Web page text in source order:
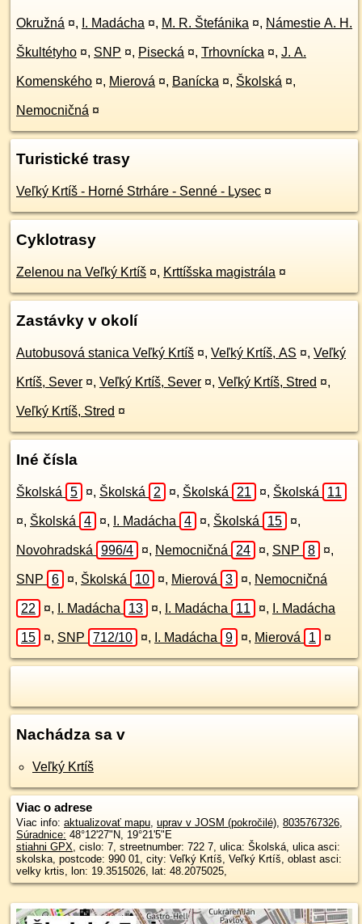
Okružná ¤, I. Madácha ¤, M. R. Štefánika ¤, Námestie A. H.
Škultétyho ¤, SNP ¤, Pisecká ¤, Trhovnícka ¤, J. A.
Komenského ¤, Mierová ¤, Banícka ¤, Školská ¤,
Nemocničná ¤
Turistické trasy
Veľký Krtíš - Horné Strháre - Senné - Lysec ¤
Cyklotrasy
Zelenou na Veľký Krtíš ¤, Krttíšska magistrála ¤
Zastávky v okolí
Autobusová stanica Veľký Krtíš ¤, Veľký Krtíš, AS ¤, Veľký
Krtíš, Sever ¤, Veľký Krtíš, Sever ¤, Veľký Krtíš, Stred ¤,
Veľký Krtíš, Stred ¤
Iné čísla
Školská 5 ¤, Školská 2 ¤, Školská 21 ¤, Školská 11
¤, Školská 4 ¤, I. Madácha 4 ¤, Školská 15 ¤,
Novohradská 996/4 ¤, Nemocničná 24 ¤, SNP 8 ¤,
SNP 6 ¤, Školská 10 ¤, Mierová 3 ¤, Nemocničná
22 ¤, I. Madácha 13 ¤, I. Madácha 11 ¤, I. Madácha
15 ¤, SNP 712/10 ¤, I. Madácha 9 ¤, Mierová 1 ¤
Nachádza sa v
Veľký Krtíš
Viac o adrese
Viac info: aktualizovať mapu, uprav v JOSM (pokročilé), 8035767326,
Súradnice: 48°12'27"N, 19°21'5"E
stiahni GPX, cislo: 7, streetnumber: 722 7, ulica: Školská, ulica asci:
skolska, postcode: 990 01, city: Veľký Krtíš, Veľký Krtíš, oblast asci:
velky krtis, lon: 19.3515026, lat: 48.2075025,